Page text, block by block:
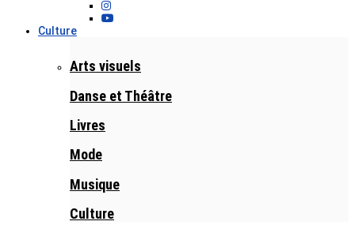
Culture
Arts visuels
Danse et Théâtre
Livres
Mode
Musique
Culture